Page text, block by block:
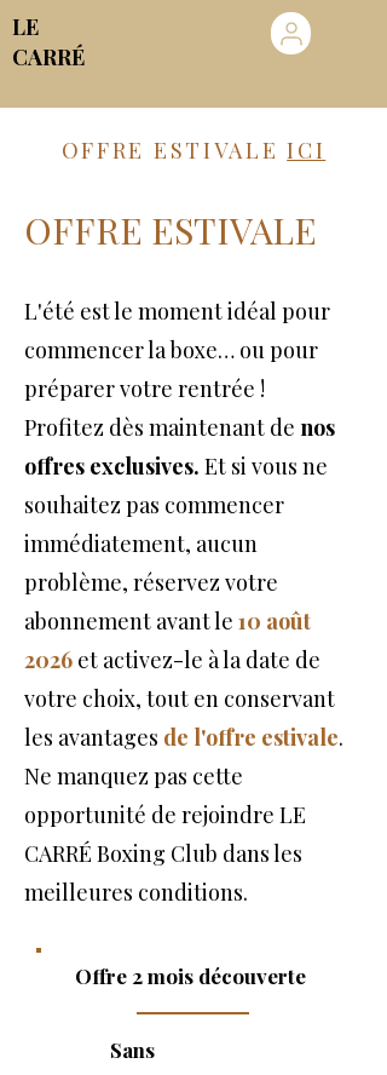
LE
CARRÉ
OFFRE ESTIVALEICI
OFFRE ESTIVALE
L'été est le moment idéal pour
commencer la boxe… ou pour
préparer votre rentrée !
Profitez dès maintenant de nos
offres exclusives. Et si vous ne
souhaitez pas commencer
immédiatement, aucun
problème, réservez votre
abonnement avant le 10 août
2026 et activez-le à la date de
votre choix, tout en conservant
les avantages de l'offre estivale.
Ne manquez pas cette
opportunité de rejoindre LE
CARRÉ Boxing Club dans les
meilleures conditions.
Offre 2 mois découverte
Sans